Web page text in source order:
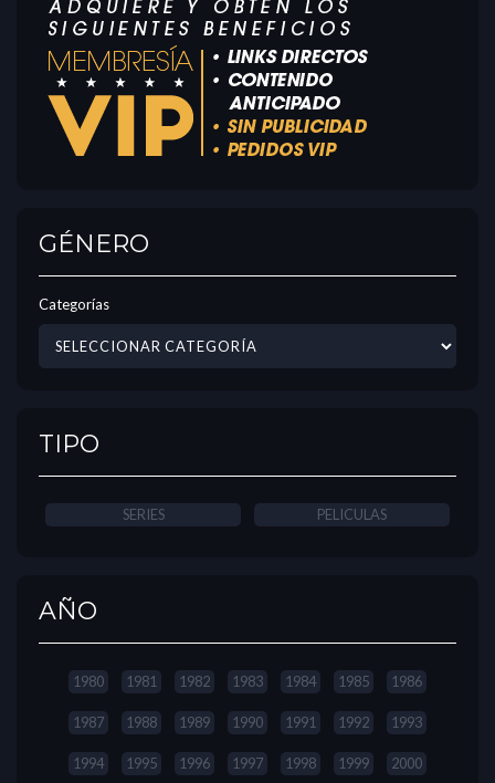
GÉNERO
Categorías
TIPO
SERIES PELICULAS
AÑO
1980 1981 1982 1983 1984 1985 1986
1987 1988 1989 1990 1991 1992 1993
1994 1995 1996 1997 1998 1999 2000